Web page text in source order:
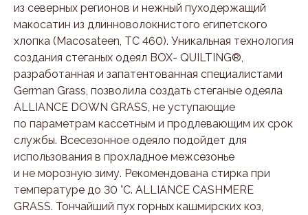
из северных регионов и нежный пуходержащий
макосатин из длинноволокнистого египетского
хлопка (Macosateen, TC 460). Уникальная технология
создания стеганых одеял BOX- QUILTING®,
разработанная и запатентованная специалистами
German Grass, позволила создать стеганые одеяла
ALLIANCE DOWN GRASS, не уступающие
по параметрам кассетным и продлевающим их срок
службы. Всесезонное одеяло подойдет для
использования в прохладное межсезонье
и не морозную зиму. Рекомендована стирка при
температуре до 30 °C. ALLIANCE CASHMERE
GRASS. Тончайший пух горных кашмирских коз,